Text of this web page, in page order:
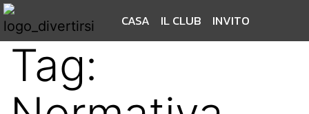
CASA IL CLUB INVITO
Tag: